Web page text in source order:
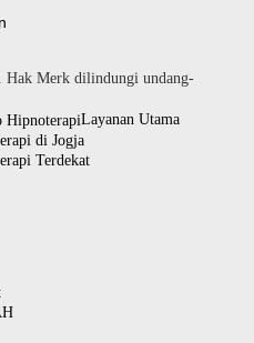
. Hak Merk dilindungi undang-
Layanan Utama
di Jogja
Terdekat